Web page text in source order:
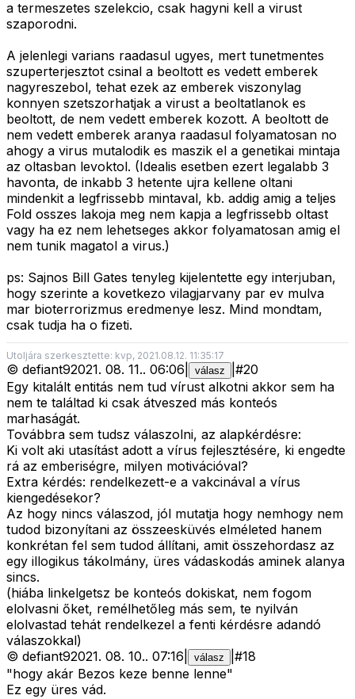
a termeszetes szelekcio, csak hagyni kell a virust
szaporodni.
A jelenlegi varians raadasul ugyes, mert tunetmentes
szuperterjesztot csinal a beoltott es vedett emberek
nagyreszebol, tehat ezek az emberek viszonylag
konnyen szetszorhatjak a virust a beoltatlanok es
beoltott, de nem vedett emberek kozott. A beoltott de
nem vedett emberek aranya raadasul folyamatosan no
ahogy a virus mutalodik es maszik el a genetikai mintaja
az oltasban levoktol. (Idealis esetben ezert legalabb 3
havonta, de inkabb 3 hetente ujra kellene oltani
mindenkit a legfrissebb mintaval, kb. addig amig a teljes
Fold osszes lakoja meg nem kapja a legfrissebb oltast
vagy ha ez nem lehetseges akkor folyamatosan amig el
nem tunik magatol a virus.)
ps: Sajnos Bill Gates tenyleg kijelentette egy interjuban,
hogy szerinte a kovetkezo vilagjarvany par ev mulva
mar bioterrorizmus eredmenye lesz. Mind mondtam,
csak tudja ha o fizeti.
Utoljára szerkesztette: kvp, 2021.08.12. 11:35:17
© defiant92021. 08. 11.. 06:06 válasz #20
Egy kitalált entitás nem tud vírust alkotni akkor sem ha
nem te találtad ki csak átveszed más konteós
marhaságát.
Továbbra sem tudsz válaszolni, az alapkérdésre:
Ki volt aki utasítást adott a vírus fejlesztésére, ki engedte
rá az emberiségre, milyen motivációval?
Extra kérdés: rendelkezett-e a vakcinával a vírus
kiengedésekor?
Az hogy nincs válaszod, jól mutatja hogy nemhogy nem
tudod bizonyítani az összeesküvés elméleted hanem
konkrétan fel sem tudod állítani, amit összehordasz az
egy illogikus tákolmány, üres vádaskodás aminek alanya
sincs.
(hiába linkelgetsz be konteós dokiskat, nem fogom
elolvasni őket, remélhetőleg más sem, te nyilván
elolvastad tehát rendelkezel a fenti kérdésre adandó
válaszokkal)
© defiant92021. 08. 10.. 07:16 válasz #18
"hogy akár Bezos keze benne lenne"
Ez egy üres vád.